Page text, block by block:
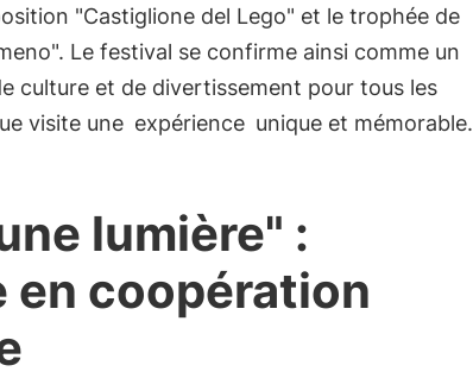
"Castiglione del Lego" et le trophée de
Le festival se confirme ainsi comme un
culture et de divertissement pour tous les
visite une expérience unique et mémorable.
lumière" :
coopération